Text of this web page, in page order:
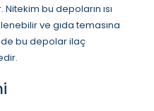
bu depoların ısı
ve gıda temasına
bu depolar ilaç